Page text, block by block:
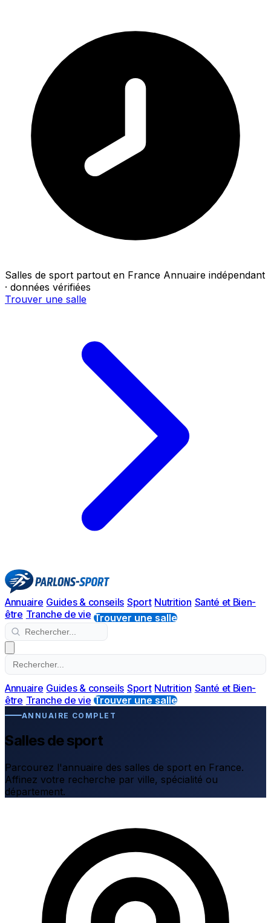
Salles de sport partout en France Annuaire indépendant
· données vérifiées
Trouver une salle
Annuaire Guides & conseils Sport Nutrition Santé et Bien-
être Tranche de vie Trouver une salle
Annuaire Guides & conseils Sport Nutrition Santé et Bien-
être Tranche de vie Trouver une salle
ANNUAIRE COMPLET
Salles de sport
Parcourez l'annuaire des salles de sport en France.
Affinez votre recherche par ville, spécialité ou
département.